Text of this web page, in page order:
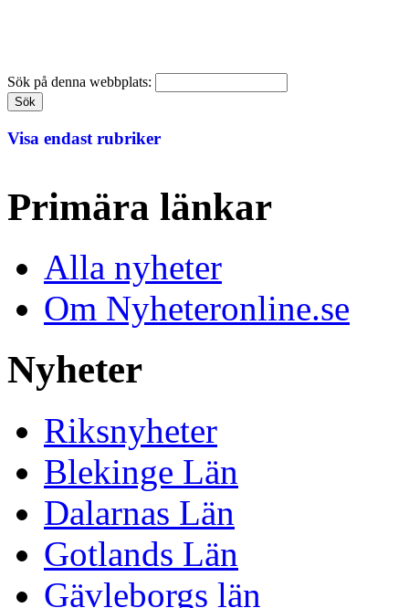
Sök på denna webbplats:
Visa endast rubriker
Primära länkar
Alla nyheter
Om Nyheteronline.se
Nyheter
Riksnyheter
Blekinge Län
Dalarnas Län
Gotlands Län
Gävleborgs län